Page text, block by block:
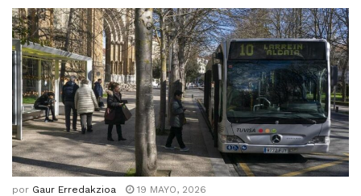
por Gaur Erredakzioa 19 MAYO, 2026